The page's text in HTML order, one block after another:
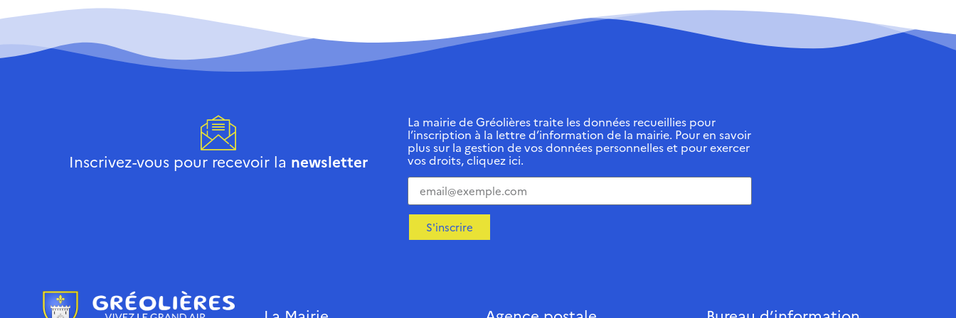
Inscrivez-vous pour recevoir la newsletter
La mairie de Gréolières traite les données recueillies pour
l’inscription à la lettre d’information de la mairie. Pour en savoir
plus sur la gestion de vos données personnelles et pour exercer
vos droits, cliquez ici.
S'inscrire